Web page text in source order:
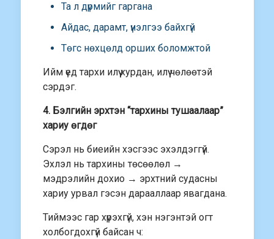
Та л дүрмийг гаргана
Айдас, дарамт, үнэлгээ байхгүй
Төгс нөхцөлд орших боломжтой
Ийм үед тархи илүү хурдан, илүү чөлөөтэй
сэрдэг.
4. Бэлгийн эрхтэн “тархины тушаалаар”
хариу өгдөг
Сэрэл нь биеийн хэсгээс эхэлдэггүй.
Эхлэл нь тархины төсөөлөл →
мэдрэлийн дохио → эрхтний судасны
хариу урвал гэсэн дарааллаар явагдана.
Тиймээс гар хүрэхгүй, хэн нэгэнтэй огт
холбогдохгүй байсан ч: